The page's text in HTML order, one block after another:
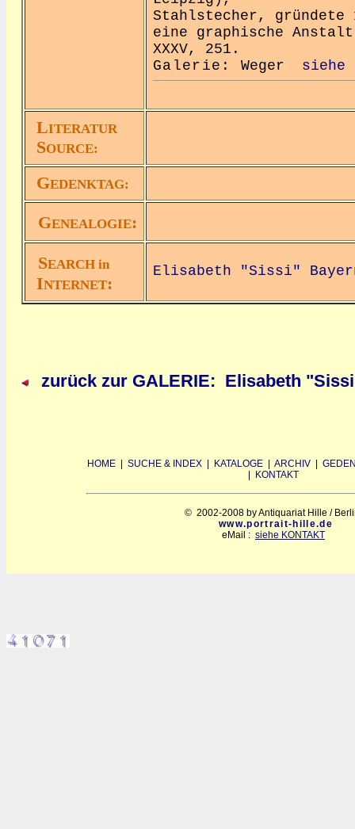
Stahlstecher, gründete
eine graphische
XXXV, 251.
Galerie: Weger siehe
LITERATUR
SOURCE:
GEDENKTAG:
GENEALOGIE:
SEARCH in
INTERNET:
Elisabeth "Sissi"
zurück zur GALERIE: Elisabeth
HOME SUCHE & INDEX KATALOGE ARCHIV
KONTAKT
© 2002-2008 by Antiquariat Hille /
www.portrait-hille.de
eMail : siehe KONTAKT